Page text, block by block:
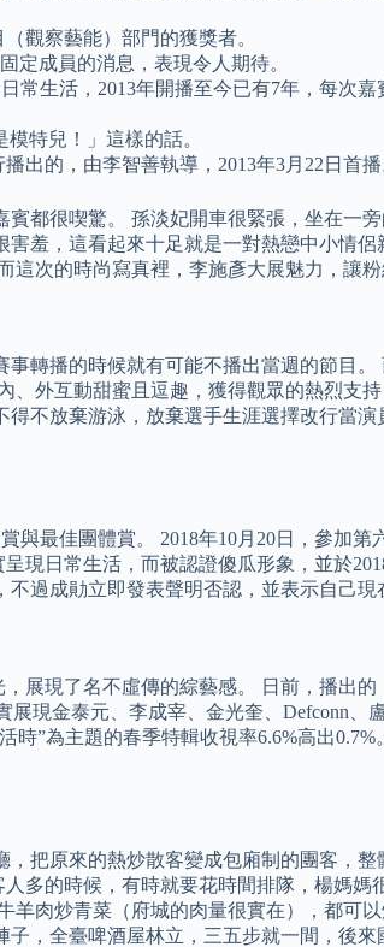
觀察藝能）部門的獲獎者。
定成員的消息，表現令人期待。
生活，2013年開播至今已有7年，每次
特兒！」這樣的話。
出的，由李智善執導，2013年3月22日首播
都很喫驚。 孫淡妃開車很緊張，坐在一
羞，這看起來十足就是一對熱戀中小情
次的時尚寫真裡，李施彥大展魅力，讓
轉播的時候就有可能不播出當週的節目
外互動甜蜜且逗趣，獲得觀眾的熱烈支
不放棄游泳，放棄選手生涯選擇改行當
最佳團體賞。 2018年10月20日，參加
現日常生活，而被認證傻瓜形象，並於
過成勛立即發表聲明否認，並表示自己現
展現了名不虛傳的綜藝感。 日前，播出的
現金泰元、李成宰、金光奎、Defconn、
”為主題的春季特輯收視率6.6%高出
把原來的熱炒散客變成包廂制的團客，
多的時候，有時就要花時間排隊，楊媽
肉炒青菜（府城的肉量很實在），都可
，全臺啤酒屋林立，三五步就一間，後